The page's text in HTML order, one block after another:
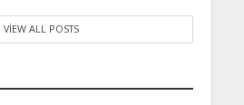
VIEW ALL POSTS